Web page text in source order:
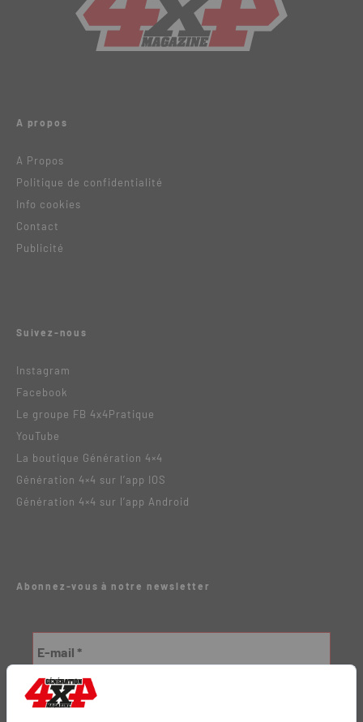
A propos
A Propos
Politique de confidentialité
Info cookies
Contact
Publicité
Suivez-nous
Instagram
Facebook
Le groupe FB 4x4Pratique
YouTube
La boutique Génération 4×4
Génération 4×4 sur l’app IOS
Génération 4×4 sur l’app Android
Abonnez-vous à notre newsletter